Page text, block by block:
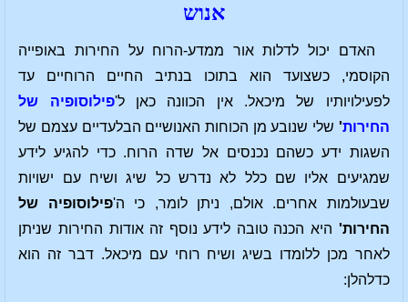
אנוש
האדם יכול לדלות אור ממדע-הרוח על החירות באופייה
הקוסמי, כשצועד הוא בתוכו בנתיב החיים הרוחיים עד
לפעילויותיו של מיכאל. אין הכוונה כאן ל'פילוסופיה של
החירות' שלי שנובע מן הכוחות האנושיים הבלעדיים עצמם של
השגות ידע כשהם נכנסים אל שדה הרוח. כדי להגיע לידע
שמגיעים אליו שם כלל לא נדרש כל שיג ושיח עם ישויות
שבעולמות אחרים. אולם, ניתן לומר, כי ה'פילוסופיה של
החירות' היא הכנה טובה לידע נוסף זה אודות החירות שניתן
לאחר מכן ללומדו בשיג ושיח רוחי עם מיכאל. דבר זה הוא
כדלהלן: